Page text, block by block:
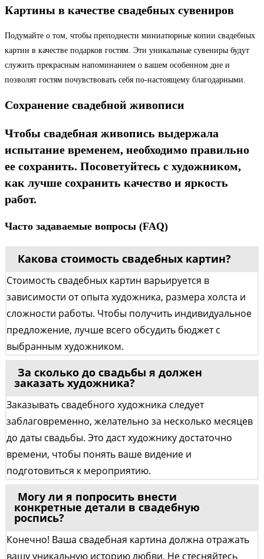
Картины в качестве свадебных сувениров
Подумайте о том, чтобы преподнести миниатюрные копии свадебных
картин в качестве подарков гостям. Эти уникальные сувениры будут
служить прекрасным напоминанием о вашем особенном дне и
позволят гостям почувствовать себя по-настоящему благодарными.
Сохранение свадебной живописи
Чтобы свадебная живопись выдержала
испытание временем, необходимо правильно
ее сохранить. Посоветуйтесь с художником,
как лучше сохранить качество и яркость
работ.
Часто задаваемые вопросы (FAQ)
Какова стоимость свадебных картин?
Стоимость свадебных картин варьируется в
зависимости от опыта художника, размера холста и
сложности работы. Чтобы получить индивидуальное
предложение, лучше всего обсудить бюджет с
выбранным художником.
За сколько до свадьбы я должен
заказать художника?
Заказывать свадебного художника следует
заблаговременно, желательно за несколько месяцев
до даты свадьбы. Это даст художнику достаточно
времени, чтобы понять ваше видение и
подготовиться к мероприятию.
Могу ли я попросить внести
конкретные детали в свадебную
роспись?
Конечно! Ваша свадебная картина должна отражать
вашу уникальную историю любви. Не стесняйтесь